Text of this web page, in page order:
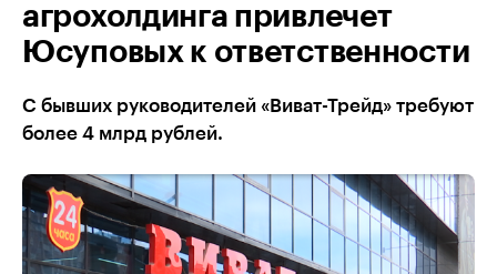
агрохолдинга привлечет
Юсуповых к ответственности
С бывших руководителей «Виват-Трейд» требуют
более 4 млрд рублей.